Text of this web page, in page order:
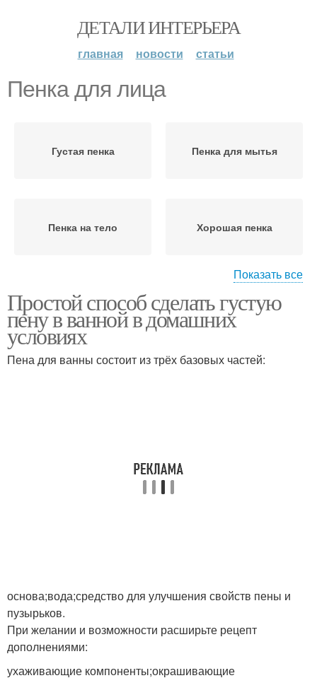
ДЕТАЛИ ИНТЕРЬЕРА
главная новости статьи
Пенка для лица
Густая пенка Пенка для мытья
Пенка на тело Хорошая пенка
Пенка для детей
Показать все
Простой способ сделать густую
пену в ванной в домашних
условиях
Пена для ванны состоит из трёх базовых частей:
основа;вода;средство для улучшения свойств пены и
пузырьков.
При желании и возможности расширьте рецепт
дополнениями:
ухаживающие компоненты;окрашивающие